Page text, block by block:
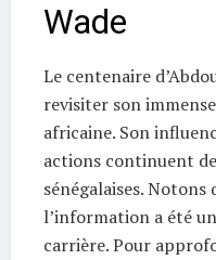
Wade
Le centenaire
revisiter son
africaine. Son
actions continuent
sénégalaises. Notons
l’information a été
carrière. Pour